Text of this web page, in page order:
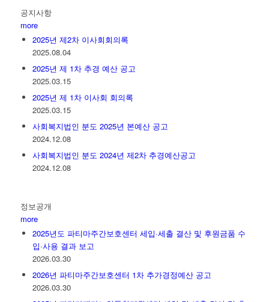
공지사항
more
2025년 제2차 이사회회의록
2025.08.04
2025년 제 1차 추경 예산 공고
2025.03.15
2025년 제 1차 이사회 회의록
2025.03.15
사회복지법인 분도 2025년 본예산 공고
2024.12.08
사회복지법인 분도 2024년 제2차 추경예산공고
2024.12.08
정보공개
more
2025년도 파티마주간보호센터 세입·세출 결산 및 후원금품 수
입·사용 결과 보고
2026.03.30
2026년 파티마주간보호센터 1차 추가경정예산 공고
2026.03.30